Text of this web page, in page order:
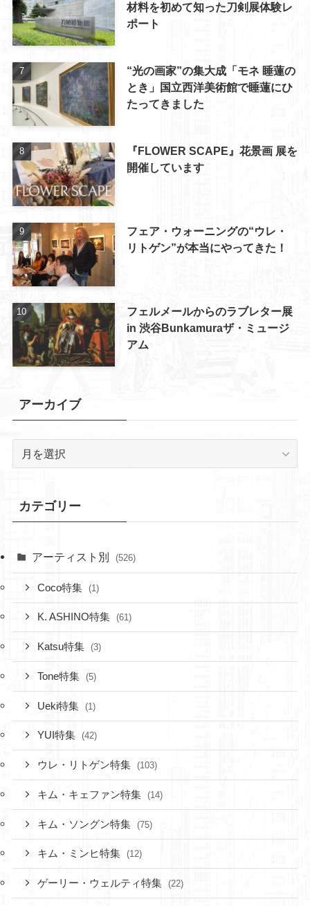
材料を初めて知った刀剣展体験レ
ポート
“光の画家”の集大成「モネ 睡蓮の
とき」国立西洋美術館で睡蓮にひ
たってきました
『FLOWER SCAPE』花景画 展を
開催しています
フェア・ウォーニングの“ウレ・
リトゲン”が本当にやってきた！
フェルメールからのラブレター展
in 渋谷Bunkamuraザ・ミュージ
アム
アーカイブ
ブ
カテゴリー
アーティスト別 (526)
Coco特集 (1)
K. ASHINO特集 (61)
Katsu特集 (3)
Tone特集 (5)
Ueki特集 (1)
YUI特集 (42)
ウレ・リトゲン特集 (103)
キム・キェファン特集 (14)
キム・ソングン特集 (75)
キム・ミンヒ特集 (12)
ゲーリー・ウェルティ特集 (22)